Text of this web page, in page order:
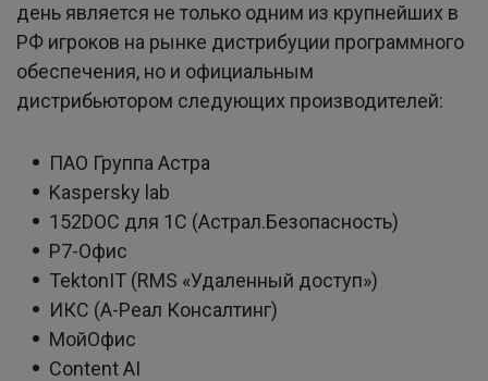
день является не только одним из крупнейших в
РФ игроков на рынке дистрибуции программного
обеспечения, но и официальным
дистрибьютором следующих производителей:
ПАО Группа Астра
Kaspersky lab
152DOC для 1С (Астрал.Безопасность)
Р7-Офис
TektonIT (RMS «Удаленный доступ»)
ИКС (А-Реал Консалтинг)
МойОфис
Content AI